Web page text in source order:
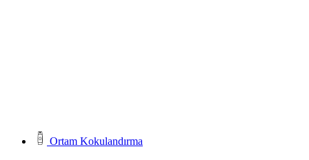
Ortam Kokulandırma